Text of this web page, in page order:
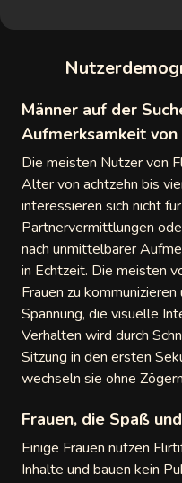
Männer auf der
Aufmerksamkeit von
Die meisten Nutzer von
Alter von achtzehn bis
interessieren sich nicht
Partnervermittlungen
nach unmittelbarer
in Echtzeit. Die meisten
Frauen zu
Spannung, die visuelle
Verhalten wird durch
Sitzung in den ersten
wechseln sie ohne
Frauen, die Spaß
Einige Frauen nutzen
Inhalte und bauen kein